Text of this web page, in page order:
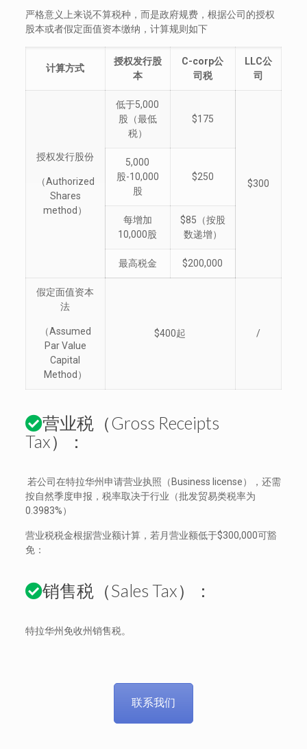
严格意义上来说不算税种，而是政府规费，根据公司的授权
股本或者假定面值资本缴纳，计算规则如下
计算方式
授权发行股
本
C-corp公
司税
LLC公
司
授权发行股份
（Authorized
Shares
method）
低于5,000
股（最低
税）
$175
$300
5,000
股-10,000
股
$250
每增加
10,000股
$85（按股
数递增）
最高税金 $200,000
假定面值资本
法
（Assumed
Par Value
Capital
Method）
$400起 /
营业税（Gross Receipts
Tax）：
若公司在特拉华州申请营业执照（Business license），还需
按自然季度申报，税率取决于行业（批发贸易类税率为
0.3983%）
营业税税金根据营业额计算，若月营业额低于$300,000可豁
免：
销售税（Sales Tax）：
特拉华州免收州销售税。
联系我们